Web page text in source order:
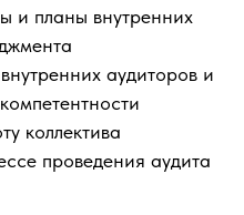
и планы внутренних
аудиторов и
коллектива
проведения аудита